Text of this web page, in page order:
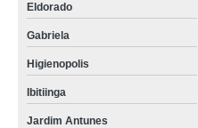
Eldorado
Gabriela
Higienopolis
Ibitiinga
Jardim Antunes